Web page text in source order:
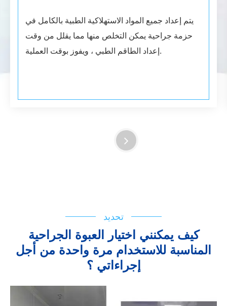
يتم إعداد جميع المواد الاستهلاكية الطبية بالكامل في
حزمة جراحية يمكن التخلص منها مما يقلل من وقت
إعداد الطاقم الطبي ، ويفوز بوقت العملية.
تحديد
كيف يمكنني اختيار العبوة الجراحية
المناسبة للاستخدام مرة واحدة من أجل
إجراءاتي ؟